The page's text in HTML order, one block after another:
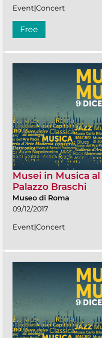
Event|Concert
Free
Musei in Musica
Palazzo Braschi
Museo di Roma
09/12/2017
Event|Concert